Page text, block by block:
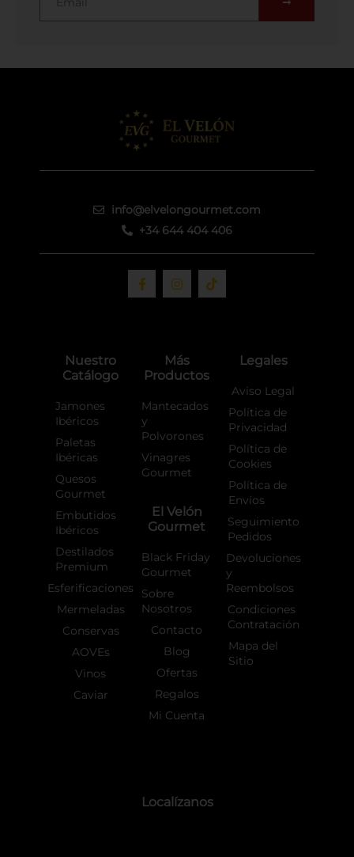
info@elvelongourmet.com
+34 644 404 406
F
a
c
-
I
n
s
a
m
T
i
k
Nuestro
Catálogo
Jamones
Ibéricos
Paletas
Ibéricas
Quesos
Gourmet
Embutidos
Ibéricos
Destilados
Premium
Esferificaciones
Mermeladas
Conservas
AOVEs
Vinos
Caviar
Más
Productos
Mantecados
y
Polvorones
Vinagres
Gourmet
El Velón
Gourmet
Black Friday
Gourmet
Sobre
Nosotros
Contacto
Blog
Ofertas
Regalos
Mi Cuenta
Legales
Aviso Legal
Política de
Privacidad
Política de
Cookies
Política de
Envíos
Seguimiento
Pedidos
Devoluciones
y
Reembolsos
Condiciones
Contratación
Mapa del
Sitio
Localízanos